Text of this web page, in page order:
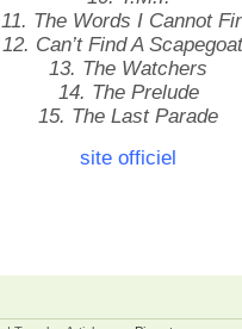
11. The Words I Cannot
12. Can’t Find A
13. The Watchers
14. The Prelude
15. The Last Parade
site officiel